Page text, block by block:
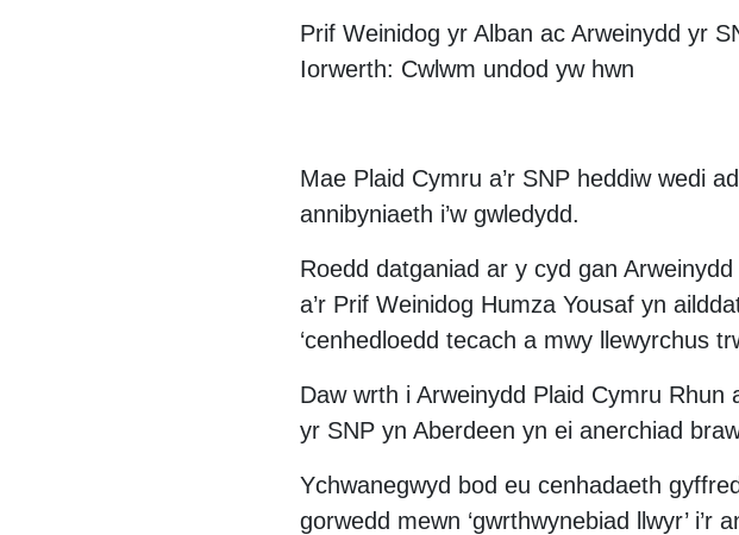
Prif Weinidog yr Alban ac Arweinydd yr
Iorwerth: Cwlwm undod yw hwn
Mae Plaid Cymru a’r SNP heddiw wedi
annibyniaeth i’w gwledydd.
Roedd datganiad ar y cyd gan
a’r Prif Weinidog Humza Yousaf yn
‘cenhedloedd tecach a mwy llewyrchus
Daw wrth i Arweinydd Plaid Cymru Rhun
yr SNP yn Aberdeen yn ei anerchiad
Ychwanegwyd bod eu cenhadaeth
gorwedd mewn ‘gwrthwynebiad llwyr’ i’r